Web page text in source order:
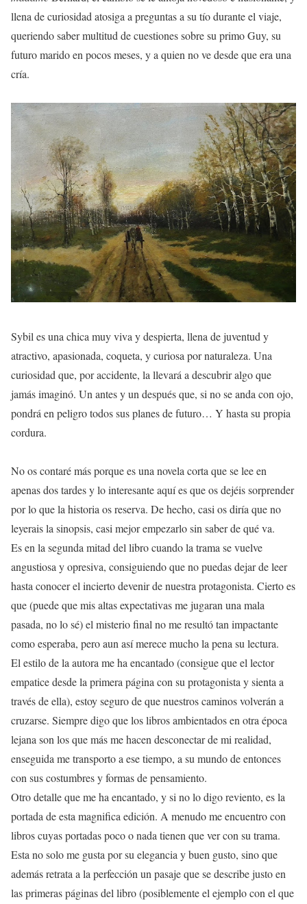
llena de curiosidad atosiga a preguntas a su tío durante el viaje,
queriendo saber multitud de cuestiones sobre su primo Guy, su
futuro marido en pocos meses, y a quien no ve desde que era una
cría.
Sybil es una chica muy viva y despierta, llena de juventud y
atractivo, apasionada, coqueta, y curiosa por naturaleza. Una
curiosidad que, por accidente, la llevará a descubrir algo que
jamás imaginó. Un antes y un después que, si no se anda con ojo,
pondrá en peligro todos sus planes de futuro… Y hasta su propia
cordura.
No os contaré más porque es una novela corta que se lee en
apenas dos tardes y lo interesante aquí es que os dejéis sorprender
por lo que la historia os reserva. De hecho, casi os diría que no
leyerais la sinopsis, casi mejor empezarlo sin saber de qué va.
Es en la segunda mitad del libro cuando la trama se vuelve
angustiosa y opresiva, consiguiendo que no puedas dejar de leer
hasta conocer el incierto devenir de nuestra protagonista. Cierto es
que (puede que mis altas expectativas me jugaran una mala
pasada, no lo sé) el misterio final no me resultó tan impactante
como esperaba, pero aun así merece mucho la pena su lectura.
El estilo de la autora me ha encantado (consigue que el lector
empatice desde la primera página con su protagonista y sienta a
través de ella), estoy seguro de que nuestros caminos volverán a
cruzarse. Siempre digo que los libros ambientados en otra época
lejana son los que más me hacen desconectar de mi realidad,
enseguida me transporto a ese tiempo, a su mundo de entonces
con sus costumbres y formas de pensamiento.
Otro detalle que me ha encantado, y si no lo digo reviento, es la
portada de esta magnifica edición. A menudo me encuentro con
libros cuyas portadas poco o nada tienen que ver con su trama.
Esta no solo me gusta por su elegancia y buen gusto, sino que
además retrata a la perfección un pasaje que se describe justo en
las primeras páginas del libro (posiblemente el ejemplo con el que